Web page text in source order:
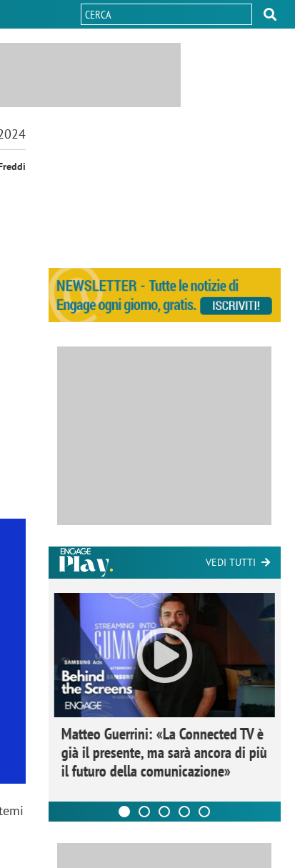
VEDI TUTTI
Matteo Guerrini: «La Connected TV è
già il presente, ma sarà ancora di più
il futuro della comunicazione»